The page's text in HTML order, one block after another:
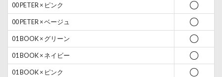
00 PETER × ピンク ◯
00 PETER × ベージュ ◯
01 BOOK × グリーン ◯
01 BOOK × ネイビー ◯
01 BOOK × ピンク ◯